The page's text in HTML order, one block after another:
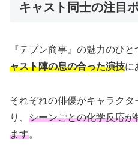
キャスト同士の注目
『テプン商事』の魅力のひと
ャスト陣の息の合った演技に
それぞれの俳優がキャラク
り、 シーンごとの化学反応
ます。